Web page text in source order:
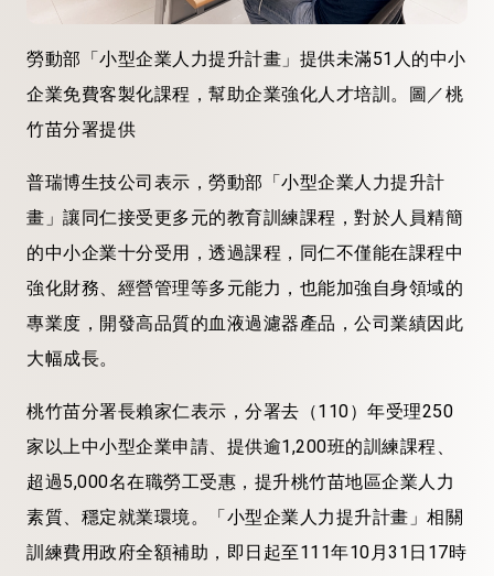
勞動部「小型企業人力提升計畫」提供未滿51人的中小
企業免費客製化課程，幫助企業強化人才培訓。圖／桃
竹苗分署提供
普瑞博生技公司表示，勞動部「小型企業人力提升計
畫」讓同仁接受更多元的教育訓練課程，對於人員精簡
的中小企業十分受用，透過課程，同仁不僅能在課程中
強化財務、經營管理等多元能力，也能加強自身領域的
專業度，開發高品質的血液過濾器產品，公司業績因此
大幅成長。
桃竹苗分署長賴家仁表示，分署去（110）年受理250
家以上中小型企業申請、提供逾1,200班的訓練課程、
超過5,000名在職勞工受惠，提升桃竹苗地區企業人力
素質、穩定就業環境。「小型企業人力提升計畫」相關
訓練費用政府全額補助，即日起至111年10月31日17時